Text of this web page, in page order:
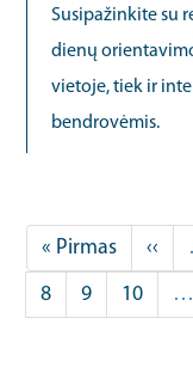
Susipažinkite su
dienų
vietoje, tiek ir
bendrovėmis.
Pagination
First
page
« Pirmas
page
‹‹
Puslapis
8 Puslapis
9 Puslapis
10 …